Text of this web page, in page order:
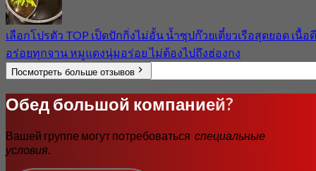
เลือกโปรตัว TOP เป็ดปักกิ่งไม่อั้น น้ำซุปก๊วยเตี๋ยวเรือสุดยอด เนื้อดี
อร่อยทุกจาน หมูแดงนุ่มอร่อย ไม่ต้องไปถึงฮ่องกง
Посмотреть больше отзывов
Обед большой компанией?
Вашей группе могут потребоваться специальные
условия